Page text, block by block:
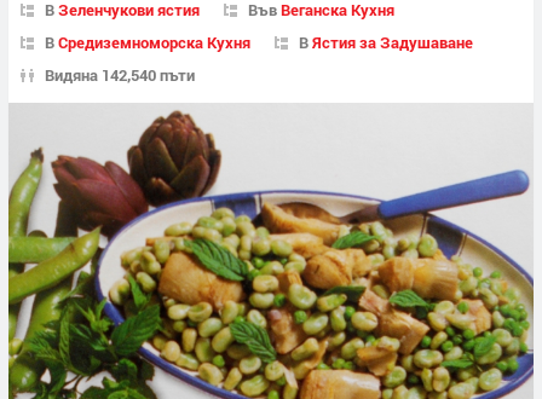
ВЗеленчукови ястия ВъвВеганска Кухня
ВСредиземноморска Кухня ВЯстия за Задушаване
Видяна 142,540 пъти